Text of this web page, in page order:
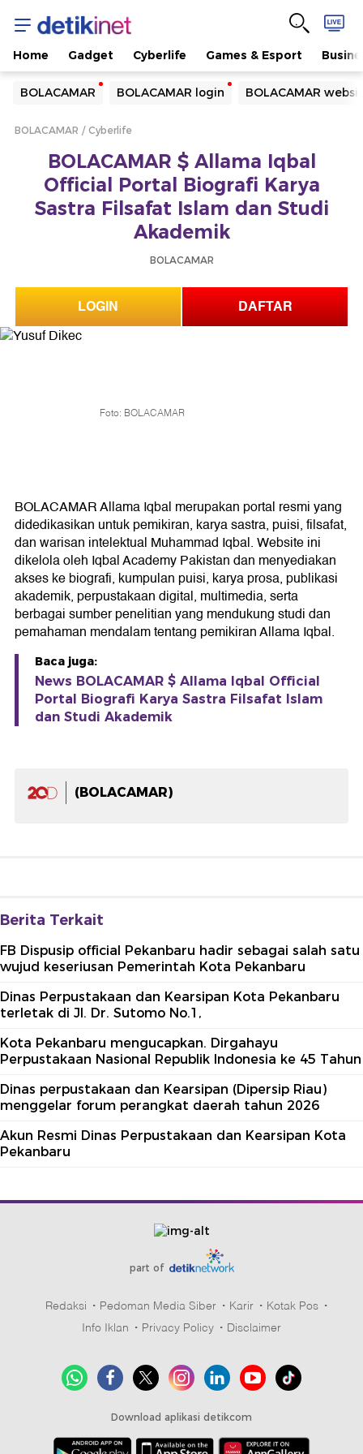
Home Gadget Cyberlife Games & Esport
BOLACAMAR BOLACAMAR login BOLACAMAR
Yang sedang ramai dicari
Loading...
Loading...
BOLACAMAR Cyberlife
BOLACAMAR $ Allama Iqbal
Official Portal Biografi Karya
Sastra Filsafat Islam dan Studi
Akademik
BOLACAMAR
LOGIN DAFTAR
Foto: BOLACAMAR
BOLACAMAR Allama Iqbal merupakan portal resmi yang
didedikasikan untuk pemikiran, karya sastra, puisi, filsafat,
dan warisan intelektual Muhammad Iqbal. Website ini
dikelola oleh Iqbal Academy Pakistan dan menyediakan
akses ke biografi, kumpulan puisi, karya prosa, publikasi
akademik, perpustakaan digital, multimedia, serta
berbagai sumber penelitian yang mendukung studi dan
pemahaman mendalam tentang pemikiran Allama Iqbal.
Baca juga:
News BOLACAMAR $ Allama Iqbal Official
Portal Biografi Karya Sastra Filsafat Islam
dan Studi Akademik
(BOLACAMAR)
Berita Terkait
FB Dispusip official Pekanbaru hadir sebagai salah satu
wujud keseriusan Pemerintah Kota Pekanbaru
Dinas Perpustakaan dan Kearsipan Kota Pekanbaru
terletak di Jl. Dr. Sutomo No.1,
Kota Pekanbaru mengucapkan. Dirgahayu
Perpustakaan Nasional Republik Indonesia ke 45 Tahun
Dinas perpustakaan dan Kearsipan (Dipersip Riau)
menggelar forum perangkat daerah tahun 2026
Akun Resmi Dinas Perpustakaan dan Kearsipan Kota
Pekanbaru
part of
Redaksi Pedoman Media Siber Karir
Kotak Pos
Info Iklan
Privacy Policy Disclaimer
Download aplikasi detikcom